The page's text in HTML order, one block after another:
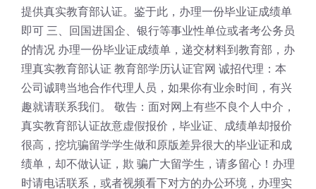
提供真实教育部认证。鉴于此，办理一份毕业证成绩单
即可 三、回国进国企、银行等事业性单位或者考公务员
的情况 办理一份毕业证成绩单，递交材料到教育部，办
理真实教育部认证 教育部学历认证官网 诚招代理：本
公司诚聘当地合作代理人员，如果你有业余时间，有兴
趣就请联系我们。 敬告：面对网上有些不良个人中介，
真实教育部认证故意虚假报价，毕业证、成绩单却报价
很高，挖坑骗留学学生做和原版差异很大的毕业证和成
绩单，却不做认证，欺 骗广大留学生，请多留心！办理
时请电话联系，或者视频看下对方的办公环境，办理实